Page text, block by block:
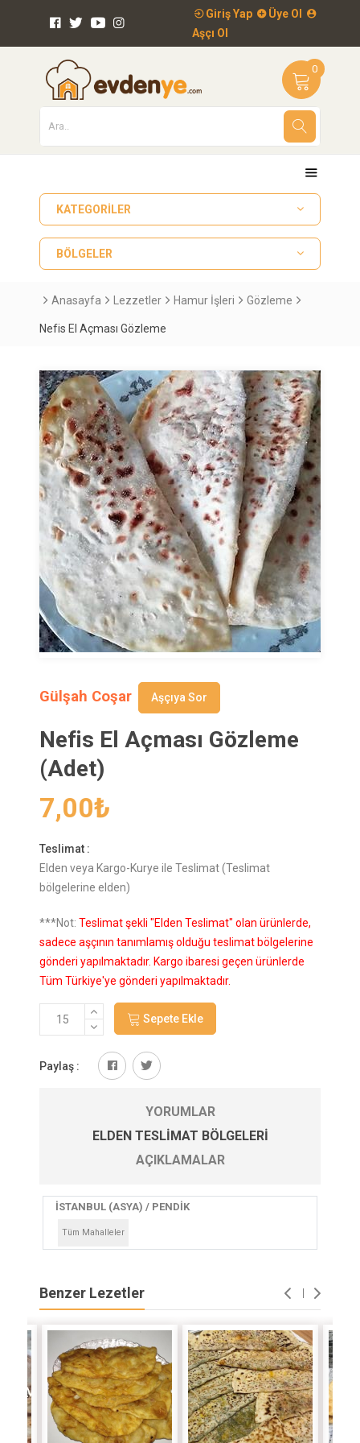
Giriş Yap
Üye Ol
Aşçı Ol
0
KATEGORILER
BÖLGELER
Anasayfa Lezzetler Hamur İşleri Gözleme
Nefis El Açması Gözleme
Gülşah Coşar Aşçıya Sor
Nefis El Açması Gözleme
(Adet)
7,00₺
Teslimat :
Elden veya Kargo-Kurye ile Teslimat (Teslimat
bölgelerine elden)
***Not: Teslimat şekli "Elden Teslimat" olan ürünlerde,
sadece aşçının tanımlamış olduğu teslimat bölgelerine
gönderi yapılmaktadır. Kargo ibaresi geçen ürünlerde
Tüm Türkiye'ye gönderi yapılmaktadır.
Sepete Ekle
Paylaş :
YORUMLAR
ELDEN TESLIMAT BÖLGELERI
AÇIKLAMALAR
İSTANBUL (ASYA) / PENDİK
Tüm Mahalleler
Benzer Lezetler